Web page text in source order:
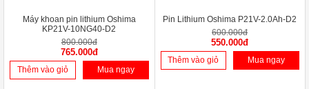
Máy khoan pin lithium Oshima
KP21V-10NG40-D2
800.000đ
765.000đ
Thêm vào giỏ Mua ngay
Pin Lithium Oshima P21V-2.0Ah-D2
600.000đ
550.000đ
Thêm vào giỏ Mua ngay